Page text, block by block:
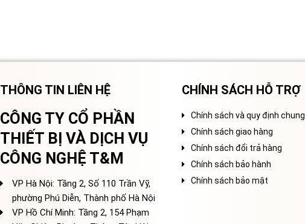
THÔNG TIN LIÊN HỆ
CÔNG TY CỔ PHẦN
THIẾT BỊ VÀ DỊCH VỤ
CÔNG NGHỆ T&M
VP Hà Nội: Tầng 2, Số 110 Trần Vỹ,
phường Phú Diễn, Thành phố Hà Nội
VP Hồ Chí Minh: Tầng 2, 154 Phạm
CHÍNH SÁCH HỖ TRỢ
Chính sách và quy định chung
Chính sách giao hàng
Chính sách đổi trả hàng
Chính sách bảo hành
Chính sách bảo mật